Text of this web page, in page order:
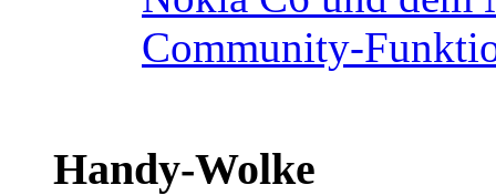
Community-
Handy-Wolke